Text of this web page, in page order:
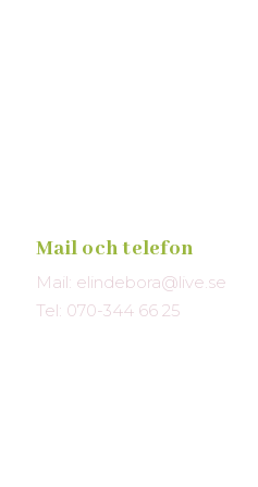
Mail och telefon
Mail: elindebora@live.se
Tel: 070-344 66 25